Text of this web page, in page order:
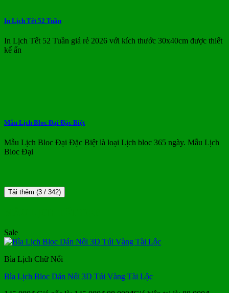
In Lịch Tết 52 Tuần
In Lịch Tết 52 Tuần giá rẻ 2026 với kích thước 30x40cm được thiết
kế ấn
Mẫu Lịch Bloc Đại Đặc Biệt
Mẫu Lịch Bloc Đại Đặc Biệt là loại Lịch bloc 365 ngày. Mẫu Lịch
Bloc Đại
Tải thêm (3 / 342)
Sale
Bìa Lịch Chữ Nổi
Bìa Lịch Bloc Dán Nổi 3D Túi Vàng Tài Lộc